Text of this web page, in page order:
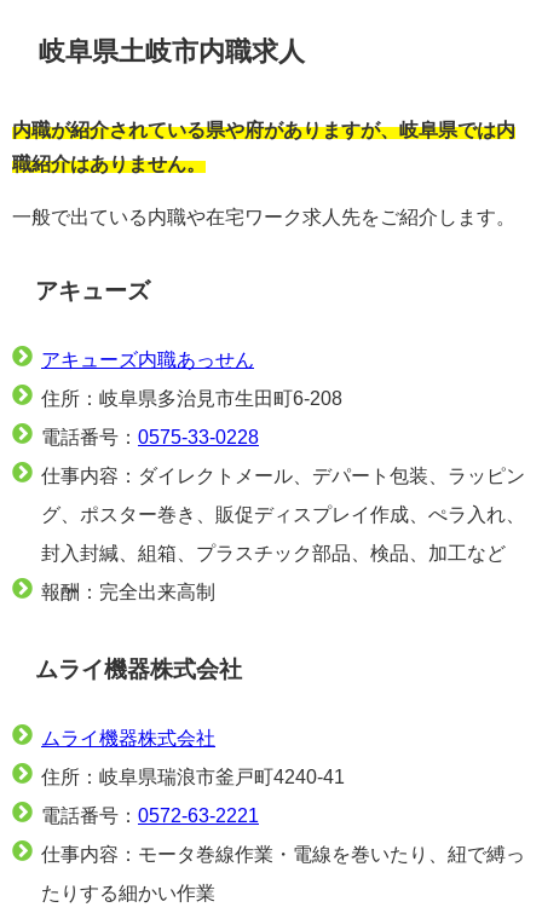
岐阜県土岐市内職求人
内職が紹介されている県や府がありますが、岐阜県では内
職紹介はありません。
一般で出ている内職や在宅ワーク求人先をご紹介します。
アキューズ
アキューズ内職あっせん
住所：岐阜県多治見市生田町6-208
電話番号： 0575-33-0228
仕事内容：ダイレクトメール、デパート包装、ラッピン
グ、ポスター巻き、販促ディスプレイ作成、ぺラ入れ、
封入封緘、組箱、プラスチック部品、検品、加工など
報酬：完全出来高制
ムライ機器株式会社
ムライ機器株式会社
住所：岐阜県瑞浪市釜戸町4240-41
電話番号： 0572-63-2221
仕事内容：モータ巻線作業・電線を巻いたり、紐で縛っ
たりする細かい作業